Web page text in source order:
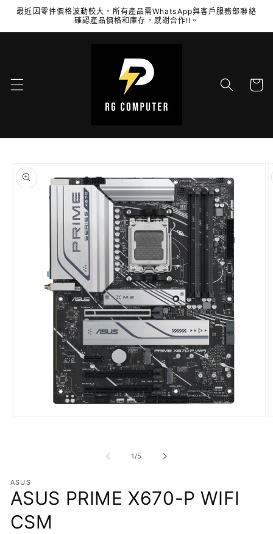
跳至內
最近因零件價格波動較大，所有產品需WhatsApp與客戶服務部聯絡
確認產品價格和庫存，感謝合作!!。
物
略過產
品資訊
中
開
啟
多
媒
1//5
ASUS
ASUS PRIME X670-P WIFI
CSM